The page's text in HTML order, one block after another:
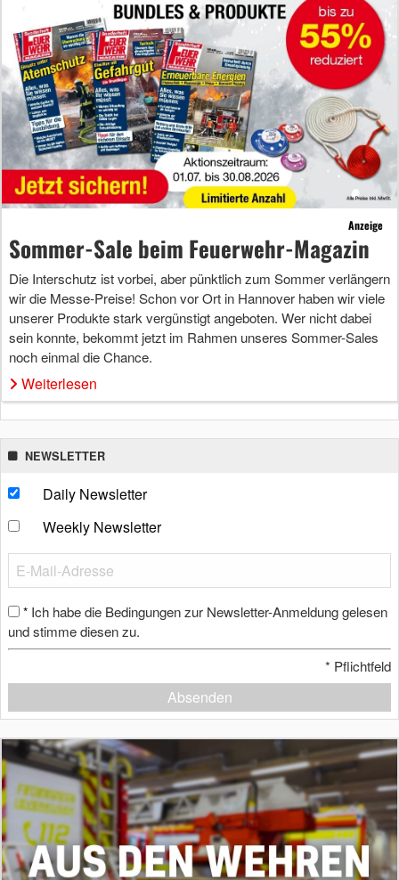
Anzeige
Sommer-Sale beim Feuerwehr-Magazin
Die Interschutz ist vorbei, aber pünktlich zum Sommer verlängern
wir die Messe-Preise! Schon vor Ort in Hannover haben wir viele
unserer Produkte stark vergünstigt angeboten. Wer nicht dabei
sein konnte, bekommt jetzt im Rahmen unseres Sommer-Sales
noch einmal die Chance.
Weiterlesen
NEWSLETTER
Daily Newsletter
Weekly Newsletter
* Ich habe die Bedingungen zur Newsletter-Anmeldung gelesen
und stimme diesen zu.
* Pflichtfeld
Absenden